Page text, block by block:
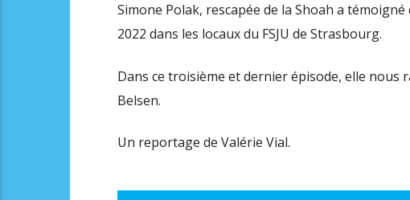
Simone Polak, rescapée de la Shoah a
2022 dans les locaux du FSJU de Strasbourg.
Dans ce troisième et dernier épisode, elle nous
Belsen.
Un reportage de Valérie Vial.